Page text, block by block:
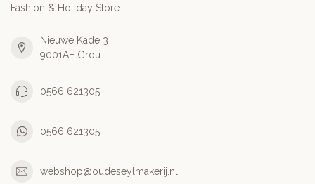
Fashion & Holiday Store
Nieuwe Kade 3
9001AE Grou
0566 621305
0566 621305
webshop@oudeseylmakerij.nl